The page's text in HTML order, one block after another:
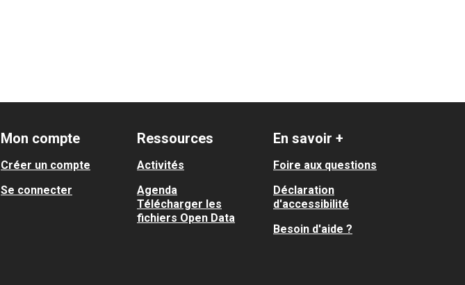
Mon compte
Créer un compte
Se connecter
Ressources
Activités
Agenda
Télécharger les
fichiers Open Data
En savoir +
Foire aux questions
Déclaration
d'accessibilité
Besoin d'aide ?